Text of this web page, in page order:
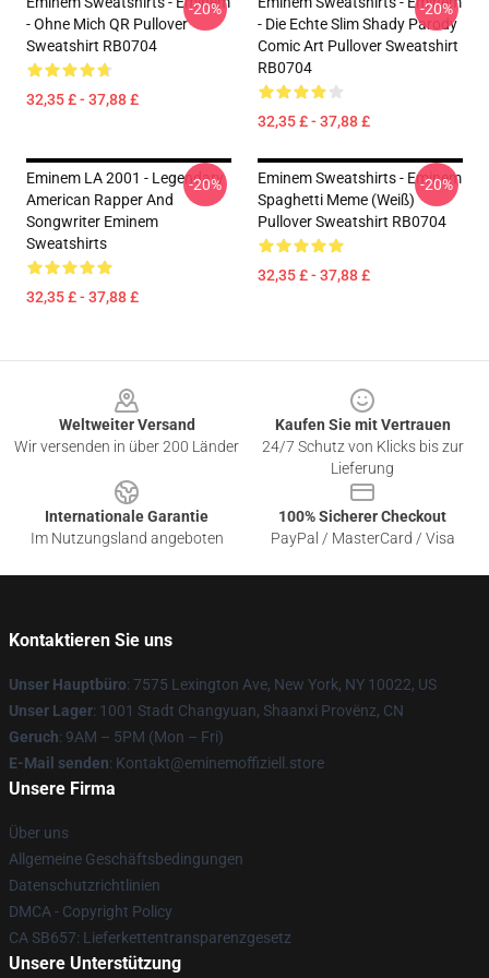
- Ohne Mich QR Pullover
Sweatshirt RB0704
32,35 £ - 37,88 £
-20%
- Die Echte Slim Shady Parody
Comic Art Pullover Sweatshirt
RB0704
32,35 £ - 37,88 £
-20%
Eminem LA 2001 - Legendary
American Rapper And
Songwriter Eminem
Sweatshirts
32,35 £ - 37,88 £
-20%
Eminem Sweatshirts - Eminem
Spaghetti Meme (weiß)
Pullover Sweatshirt RB0704
32,35 £ - 37,88 £
-20%
Weltweiter Versand
Wir versenden in über 200 Länder
Kaufen Sie mit Vertrauen
24/7 Schutz von Klicks bis zur
Lieferung
Internationale Garantie
Im Nutzungsland angeboten
100% Sicherer Checkout
PayPal / MasterCard / Visa
Kontaktieren Sie uns
Unser Hauptbüro: 7575 Lexington Ave, New York, NY 10022, US
Unser Lager: 1001 Stadt Changyuan, Shaanxi Provënz, CN
Geruch: 9AM – 5PM (Mon – Fri)
E-Mail senden: Kontakt@eminemoffiziell.store
Unsere Firma
Über uns
Allgemeine Geschäftsbedingungen
Datenschutzrichtlinien
DMCA - Copyright Policy
CA SB657: Lieferkettentransparenzgesetz
Unsere Unterstützung